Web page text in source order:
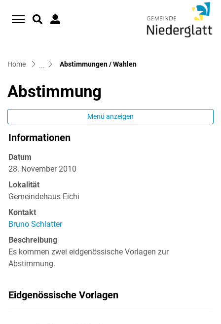
Home Abstimmungen / Wahlen(ausgewählt)
Abstimmung
Menü anzeigen
Informationen
Datum
28. November 2010
Lokalität
Gemeindehaus Eichi
Kontakt
Bruno Schlatter
Beschreibung
Es kommen zwei eidgenössische Vorlagen zur
Abstimmung.
Eidgenössische Vorlagen